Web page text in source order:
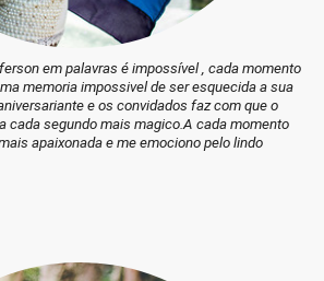
em palavras é impossível , cada momento
memoria impossivel de ser esquecida a sua
e os convidados faz com que o
cada segundo mais magico.A cada momento
apaixonada e me emociono pelo lindo